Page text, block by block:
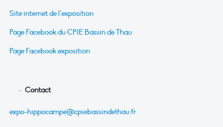
Site internet de l’exposition
Page Facebook du CPIE Bassin de Thau
Page Facebook exposition
Contact
expo-hippocampe@cpiebassindethau.fr